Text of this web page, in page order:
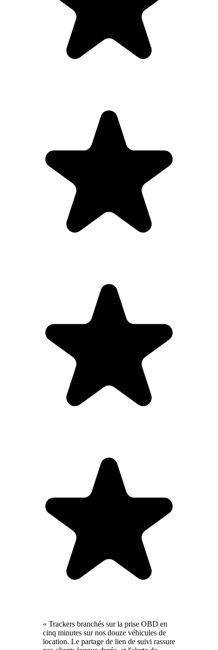
« Trackers branchés sur la prise OBD en
cinq minutes sur nos douze véhicules de
location. Le partage de lien de suivi rassure